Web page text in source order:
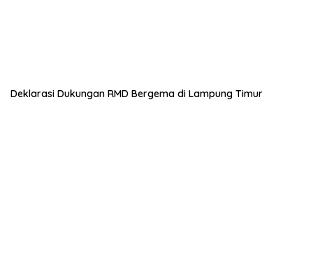
Deklarasi Dukungan RMD Bergema di Lampung Timur